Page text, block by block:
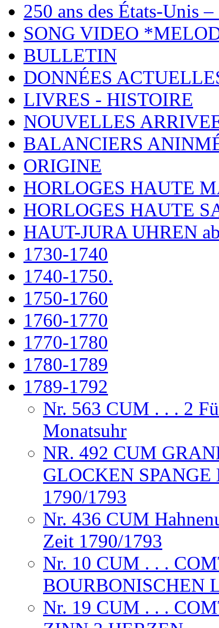
250 ans des États-Unis
SONG VIDEO
BULLETIN
DONNÉES
LIVRES - HISTOIRE
NOUVELLES
BALANCIERS
ORIGINE
HORLOGES HAUTE
HORLOGES HAUTE
HAUT-JURA UHREN
1730-1740
1740-1750.
1750-1760
1760-1770
1770-1780
1780-1789
1789-1792
Nr. 563 CUM . . . 2
Monatsuhr
NR. 492 CUM
GLOCKEN
1790/1793
Nr. 436 CUM
Zeit 1790/1793
Nr. 10 CUM . . .
BOURBONISCHEN
Nr. 19 CUM . . .